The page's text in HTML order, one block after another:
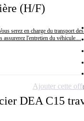
(H/F)
serez en charge du transport
assurerez l'entretien du véhicule....
DEA C15
Ajouter cette